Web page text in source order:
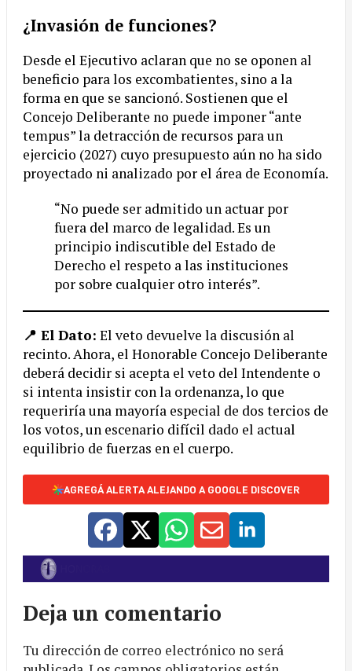
¿Invasión de funciones?
Desde el Ejecutivo aclaran que no se oponen al
beneficio para los excombatientes, sino a la
forma en que se sancionó. Sostienen que el
Concejo Deliberante no puede imponer “ante
tempus” la detracción de recursos para un
ejercicio (2027) cuyo presupuesto aún no ha sido
proyectado ni analizado por el área de Economía.
“No puede ser admitido un actuar por
fuera del marco de legalidad. Es un
principio indiscutible del Estado de
Derecho el respeto a las instituciones
por sobre cualquier otro interés”.
📍 El Dato: El veto devuelve la discusión al
recinto. Ahora, el Honorable Concejo Deliberante
deberá decidir si acepta el veto del Intendente o
si intenta insistir con la ordenanza, lo que
requeriría una mayoría especial de dos tercios de
los votos, un escenario difícil dado el actual
equilibrio de fuerzas en el cuerpo.
AGREGÁ ALERTA ALEJANDO A GOOGLE DISCOVER
Deja un comentario
Tu dirección de correo electrónico no será